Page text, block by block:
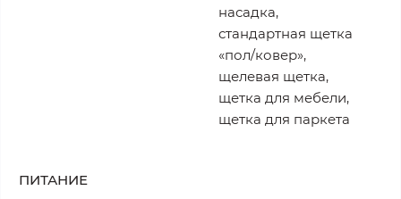
насадка,
стандартная щетка
«пол/ковер»,
щелевая щетка,
щетка для мебели,
щетка для паркета
ПИТАНИЕ